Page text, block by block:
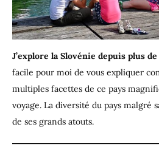
J’explore la Slovénie depuis plus
facile pour moi de vous expliquer
multiples facettes de ce pays
voyage. La diversité du pays malgré
de ses grands atouts.